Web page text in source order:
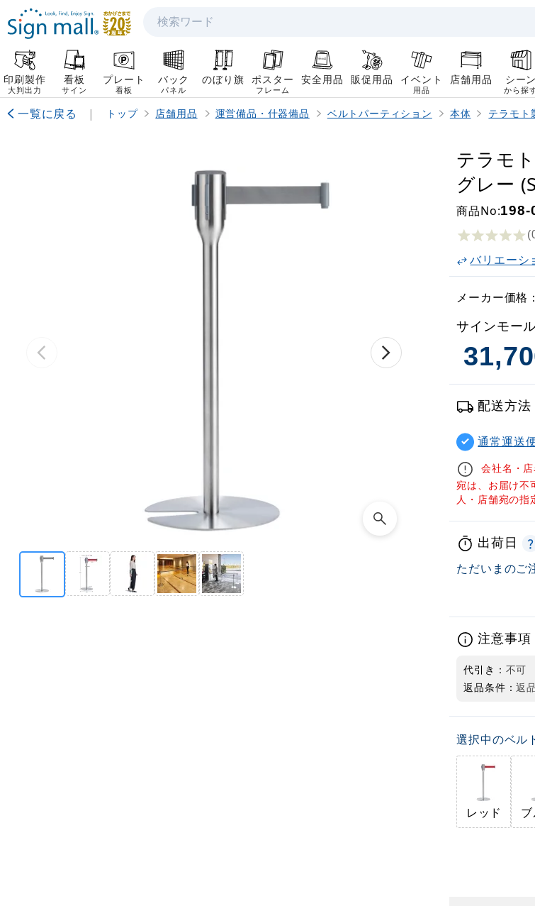
検索
印刷製作
大判出力
看板
サイン
プレート
看板
バック
パネル
のぼり旗 ポスター
フレーム
安全用品 販促用品 イベント
用品
店舗用品 シーン
から探
一覧に戻る | トップ 店舗用品 運営備品・什器備品 ベルトパーティション 本体 テラモト
テラモ
グレー
商品No:198-
バリエーシ
メーカー価格：
サインモー
配送方法
通常運送
会社名・
宛は、お届け不
人・店舗宛の指
出荷日
ただいまのご
注意事項
代引き： 不可
返品条件：返
選択中のベル
レッド